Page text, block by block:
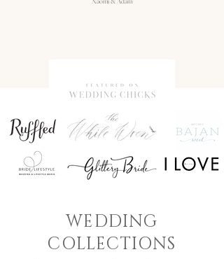
WEDDING
COLLECTIONS